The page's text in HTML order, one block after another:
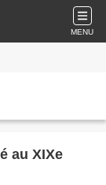
MENU
au XIXe